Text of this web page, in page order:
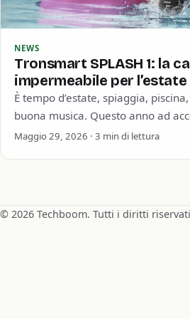
NEWS
Tronsmart SPLASH 1: la
impermeabile per l’estate
È tempo d’estate, spiaggia,
buona musica. Questo anno ad
pensa Tronsmart con la…
Maggio 29, 2026 · 3 min di lettura
© 2026 Techboom. Tutti i diritti